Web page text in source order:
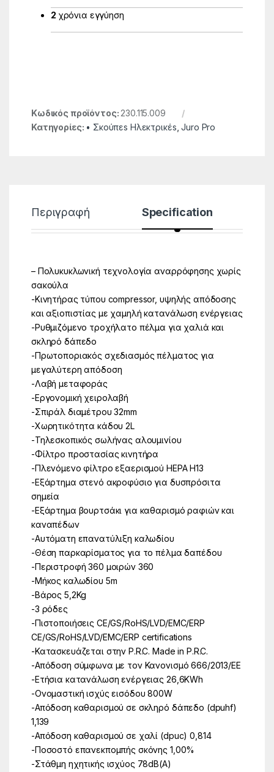
2 χρόνια εγγύηση
Κωδικός προϊόντος: 230.115.009
Κατηγορίες: • Σκούπεs Ηλεκτρικέs ,Juro Pro
Περιγραφή Specification
– Πολυκυκλωνική τεχνολογία αναρρόφησης χωρίς
σακούλα
-Κινητήρας τύπου compressor, υψηλής απόδοσης
και αξιοπιστίας με χαμηλή κατανάλωση ενέργειας
-Ρυθμιζόμενο τροχήλατο πέλμα για χαλιά και
σκληρό δάπεδο
-Πρωτοποριακός σχεδιασμός πέλματος για
μεγαλύτερη απόδοση
-Λαβή μεταφοράς
-Εργονομική χειρολαβή
-Σπιράλ διαμέτρου 32mm
-Χωρητικότητα κάδου 2L
-Τηλεσκοπικός σωλήνας αλουμινίου
-Φίλτρο προστασίας κινητήρα
-Πλενόμενο φίλτρο εξαερισμού HEPA H13
-Εξάρτημα στενό ακροφύσιο για δυσπρόσιτα
σημεία
-Εξάρτημα βουρτσάκι για καθαρισμό ραφιών και
καναπέδων
-Αυτόματη επανατύλιξη καλωδίου
-Θέση παρκαρίσματος για το πέλμα δαπέδου
-Περιστροφή 360 μοιρών 360
-Μήκος καλωδίου 5m
-Βάρος 5,2Kg
-3 ρόδες
-Πιστοποιήσεις CE/GS/RoHS/LVD/EMC/ERP
CE/GS/RoHS/LVD/EMC/ERP certifications
-Κατασκευάζεται στην P.R.C. Made in P.R.C.
-Απόδοση σύμφωνα με τον Κανονισμό 666/2013/ΕΕ
-Ετήσια κατανάλωση ενέργειας 26,6KWh
-Ονομαστική ισχύς εισόδου 800W
-Απόδοση καθαρισμού σε σκληρό δάπεδο (dpuhf)
1,139
-Απόδοση καθαρισμού σε χαλί (dpuc) 0,814
-Ποσοστό επανεκπομπής σκόνης 1,00%
-Στάθμη ηχητικής ισχύος 78dB(A)